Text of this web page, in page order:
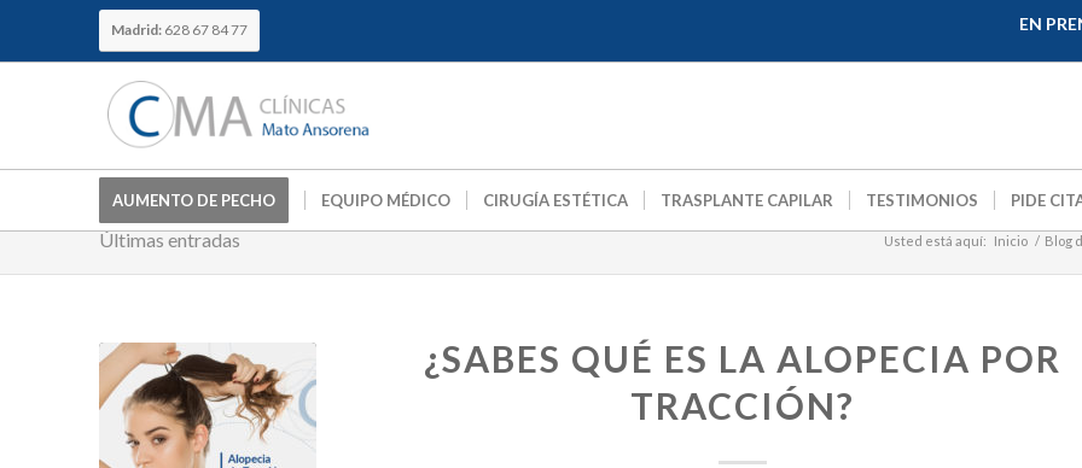
EN
Madrid: 628 67 84 77
AUMENTO DE PECHO EQUIPO MÉDICO CIRUGÍA ESTÉTICA TRASPLANTE CAPILAR TESTIMONIOS PIDE
Últimas entradas Usted está aquí: Inicio / Blog
¿SABES QUÉ ES LA ALOPECIA POR
TRACCIÓN?